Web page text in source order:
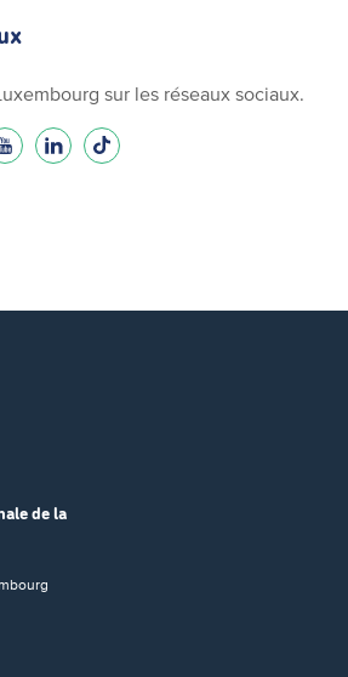
sur les réseaux sociaux.
de la